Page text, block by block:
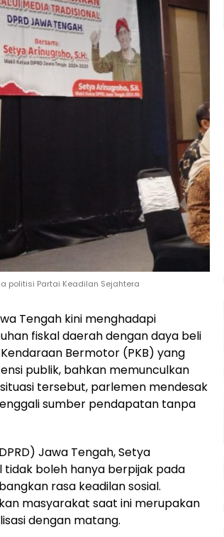
politisi Partai Keadilan Sejahtera
Tengah kini menghadapi
fiskal daerah dengan daya beli
Bermotor (PKB) yang
publik, bahkan memunculkan
tersebut, parlemen mendesak
sumber pendapatan tanpa
Jawa Tengah, Setya
tidak boleh hanya berpijak pada
rasa keadilan sosial.
masyarakat saat ini merupakan
dengan matang.